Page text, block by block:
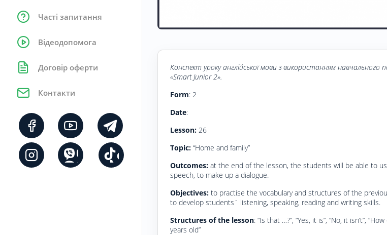
Часті запитання
Відеодопомога
Договір оферти
Контакти
Конспект урокуaнглійської мови з використанням навчального
«Smart Junior 2».
Form: 2
Date:
Lesson: 26
Topic: “Home and family”
Outcomes: at the end of the lesson, the students will be able to
speech, to make up a dialogue.
Objectives: to practise the vocabulary and structures of the
to develop students` listening, speaking, reading and writing skills.
Structures of the lesson: “Is that …?”, “Yes, it is”, “No, it isn’t”,
years old”